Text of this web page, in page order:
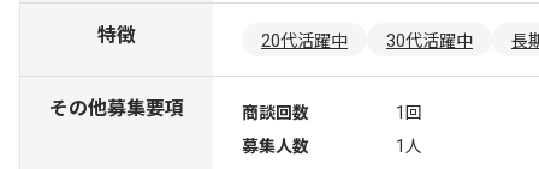
特徴 20代活躍中 30代活躍中 長
その他募集要項 商談回数
1回
募集人数
1人